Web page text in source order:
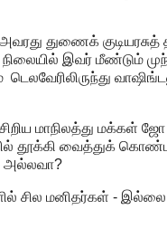
துணைக்
நிலையில் இவர் மீண்டும்
மாநிலத்து மக்கள்
தூக்கி வைத்துக்
அல்லவா?
சில மனிதர்கள் -